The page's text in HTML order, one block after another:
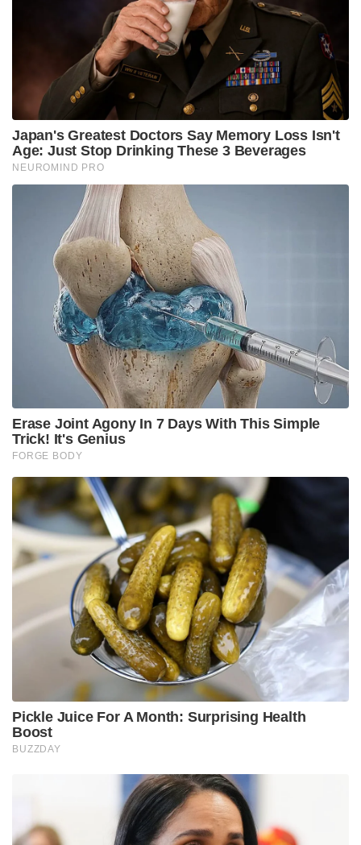
Japan's Greatest Doctors Say Memory Loss Isn't
Age: Just Stop Drinking These 3 Beverages
NEUROMIND PRO
Erase Joint Agony In 7 Days With This Simple
Trick! It's Genius
FORGE BODY
Pickle Juice For A Month: Surprising Health
Boost
BUZZDAY